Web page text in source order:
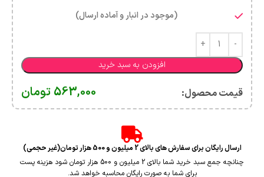
(موجود در انبار و آماده ارسال)
افزودن به سبد خرید
قیمت محصول:​ 563,000 تومان
ارسال رایگان برای سفارش های بالای 2 میلیون و 500 هزار تومان(غیر حجمی)
چنانچه جمع سبد خرید شما بالای 2 میلیون و 500 هزار تومان شود هزینه پست
برای شما به صورت رایگان محاسبه خواهد شد.